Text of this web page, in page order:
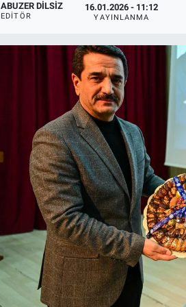
ABUZER DILSIZ
EDITÖR
16.01.2026 - 11:12
YAYINLANMA